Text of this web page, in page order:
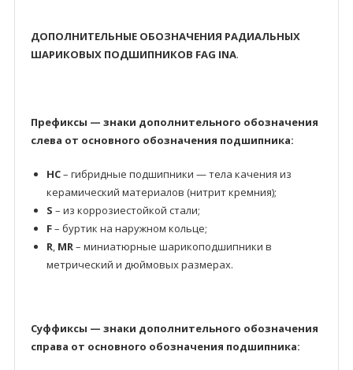
ДОПОЛНИТЕЛЬНЫЕ ОБОЗНАЧЕНИЯ РАДИАЛЬНЫХ
ШАРИКОВЫХ ПОДШИПНИКОВ FAG INA.
Префиксы — знаки дополнительного обозначения
слева от основного обозначения подшипника:
HC– гибридные подшипники — тела качения из
керамический материалов (нитрит кремния);
S – из коррозиестойкой стали;
F– буртик на наружном кольце;
R, MR– миниатюрные шарикоподшипники в
метрический и дюймовых размерах.
Суффиксы — знаки дополнительного обозначения
справа от основного обозначения подшипника: